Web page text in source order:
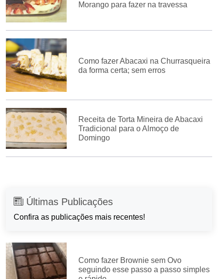
Morango para fazer na travessa
Como fazer Abacaxi na Churrasqueira
da forma certa; sem erros
Receita de Torta Mineira de Abacaxi
Tradicional para o Almoço de
Domingo
Últimas Publicações
Confira as publicações mais recentes!
Como fazer Brownie sem Ovo
seguindo esse passo a passo simples